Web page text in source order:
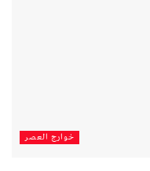
خوارج العصر